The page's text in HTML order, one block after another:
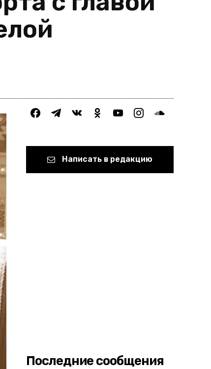
facebooktelegramvkontakteodnoklassniki
youtubeinstagramsoundcloud
Написать в редакцию
Последние сообщения